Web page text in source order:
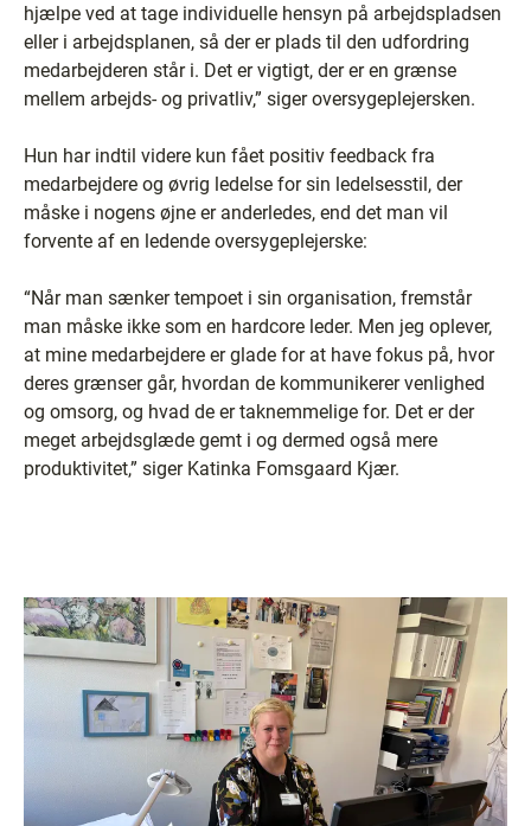
hjælpe ved at tage individuelle hensyn på arbejdspladsen
eller i arbejdsplanen, så der er plads til den udfordring
medarbejderen står i. Det er vigtigt, der er en grænse
mellem arbejds- og privatliv,” siger oversygeplejersken.
Hun har indtil videre kun fået positiv feedback fra
medarbejdere og øvrig ledelse for sin ledelsesstil, der
måske i nogens øjne er anderledes, end det man vil
forvente af en ledende oversygeplejerske:
“Når man sænker tempoet i sin organisation, fremstår
man måske ikke som en hardcore leder. Men jeg oplever,
at mine medarbejdere er glade for at have fokus på, hvor
deres grænser går, hvordan de kommunikerer venlighed
og omsorg, og hvad de er taknemmelige for. Det er der
meget arbejdsglæde gemt i og dermed også mere
produktivitet,” siger Katinka Fomsgaard Kjær.